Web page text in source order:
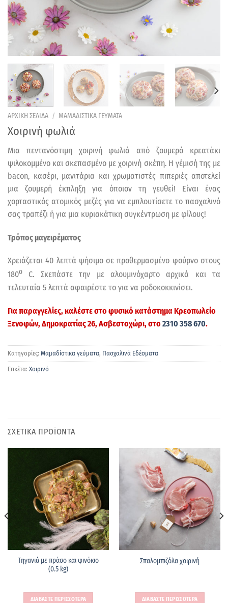
ΑΡΧΙΚΗ ΣΕΛΙΔΑ / ΜΑΜΑΔΙΣΤΙΚΑ ΓΕΥΜΑΤΑ
Χοιρινή φωλιά
Μια πεντανόστιμη χοιρινή φωλιά από ζουμερό κρεατάκι
ψιλοκομμένο και σκεπασμένο με χοιρινή σκέπη. Η γέμισή της με
bacon, κασέρι, μανιτάρια και χρωματιστές πιπεριές αποτελεί
μια ζουμερή έκπληξη για όποιον τη γευθεί! Είναι ένας
χορταστικός ατομικός μεζές για να εμπλουτίσετε το πασχαλινό
σας τραπέζι ή για μια κυριακάτικη συγκέντρωση με φίλους!
Τρόπος μαγειρέματος
Χρειάζεται 40 λεπτά ψήσιμο σε προθερμασμένο φούρνο στους
180ο C. Σκεπάστε την με αλουμινόχαρτο αρχικά και τα
τελευταία 5 λεπτά αφαιρέστε το για να ροδοκοκκινίσει.
Για παραγγελίες, καλέστε στο φυσικό κατάστημαΚρεοπωλείο
Ξενοφών, Δημοκρατίας 26, Ασβεστοχώρι, στο 2310 358 670.
Κατηγορίες: Μαμαδίστικα γεύματα, Πασχαλινά Εδέσματα
Ετικέτα: Χοιρινό
ΣΧΕΤΙΚΑ ΠΡΟΪΟΝΤΑ
Τηγανιά με πράσο και φινόκιο
(0.5 kg)
ΔΙΑΒΑΣΤΕ ΠΕΡΙΣΣΟΤΕΡΑ
Σπαλομπιζόλα χοιρινή
ΔΙΑΒΑΣΤΕ ΠΕΡΙΣΣΟΤΕΡΑ